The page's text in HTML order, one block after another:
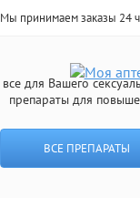
Мы принимаем заказы 24
все для Вашего
препараты для
ВСЕ ПРЕПАРАТЫ